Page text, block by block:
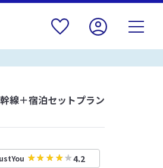
線＋宿泊セットプラン
4.2